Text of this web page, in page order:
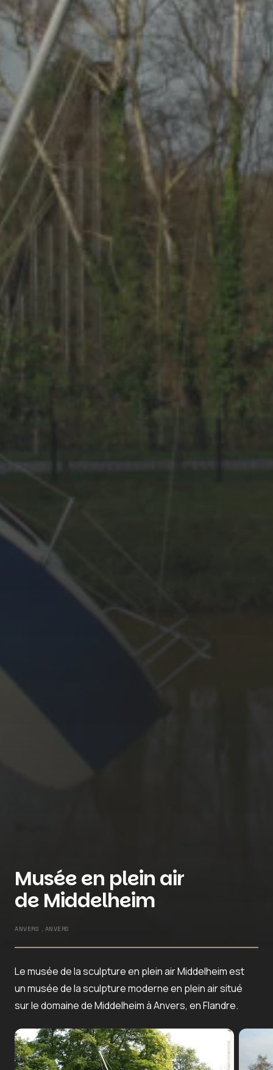
Musée en plein air
de Middelheim
ANVERS , ANVERS
Le musée de la sculpture en plein air Middelheim est
un musée de la sculpture moderne en plein air situé
sur le domaine de Middelheim à Anvers, en Flandre.